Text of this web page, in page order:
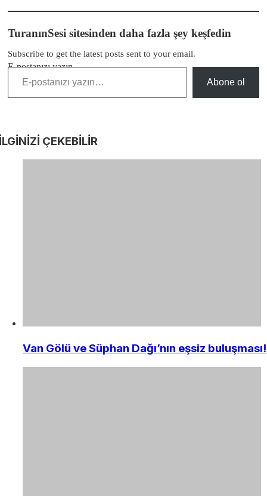
TuranınSesi sitesinden daha fazla şey keşfedin
Subscribe to get the latest posts sent to your email.
E-postanızı yazın…
Abone ol
ÇEKEBİLİR
Van Gölü ve Süphan Dağı’nın eşsiz buluşması!